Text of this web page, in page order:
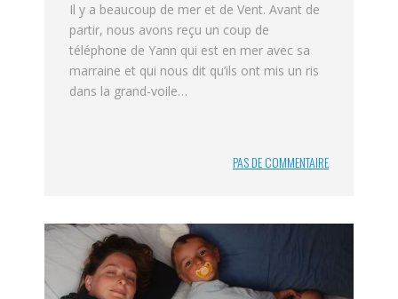
Il y a beaucoup de mer et de Vent. Avant de
partir, nous avons reçu un coup de
téléphone de Yann qui est en mer avec sa
marraine et qui nous dit qu’ils ont mis un ris
dans la grand-voile…
PAS DE COMMENTAIRE